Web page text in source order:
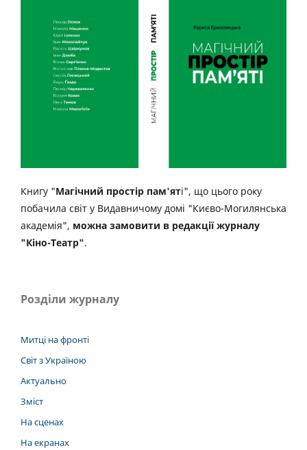
Книгу "Магічний простір пам'яті", що цього року
побачила світ у Видавничому домі "Києво-Могилянська
академія", можна замовити в редакції журналу
"Кіно-Театр".
Розділи журналу
Митці на фронті
Світ з Україною
Актуально
Зміст
На сценах
На екранах